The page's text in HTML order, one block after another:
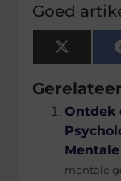
Goed
X
Ontdek
mentale